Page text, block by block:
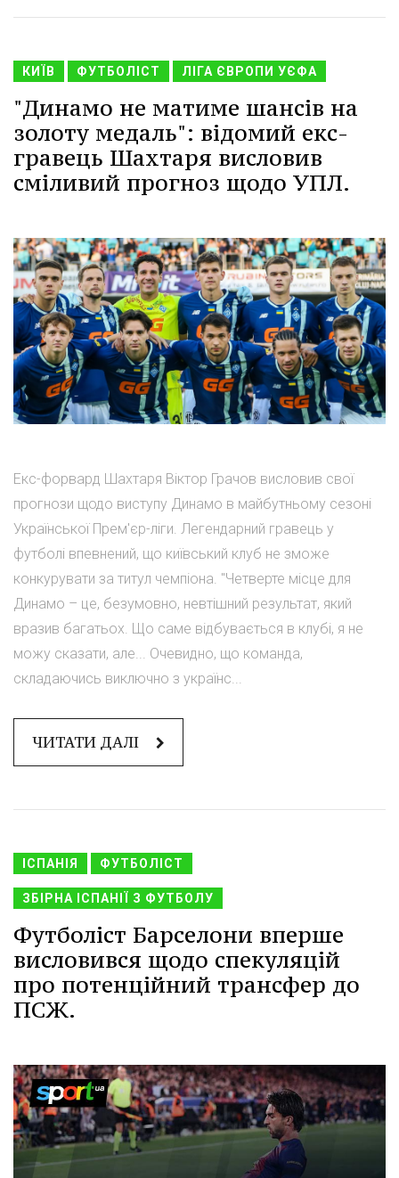
КИЇВ ФУТБОЛІСТ ЛІГА ЄВРОПИ УЄФА
"Динамо не матиме шансів на
золоту медаль": відомий екс-
гравець Шахтаря висловив
сміливий прогноз щодо УПЛ.
Екс-форвард Шахтаря Віктор Грачов висловив свої
прогнози щодо виступу Динамо в майбутньому сезоні
Української Прем'єр-ліги. Легендарний гравець у
футболі впевнений, що київський клуб не зможе
конкурувати за титул чемпіона. "Четверте місце для
Динамо – це, безумовно, невтішний результат, який
вразив багатьох. Що саме відбувається в клубі, я не
можу сказати, але... Очевидно, що команда,
складаючись виключно з українс...
ЧИТАТИ ДАЛІ
ІСПАНІЯ ФУТБОЛІСТ
ЗБІРНА ІСПАНІЇ З ФУТБОЛУ
Футболіст Барселони вперше
висловився щодо спекуляцій
про потенційний трансфер до
ПСЖ.